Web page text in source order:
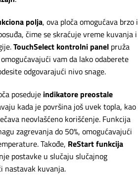
polja, ova ploča omogućava brzo i
čime se skraćuje vreme kuvanja i
TouchSelect kontrolni panel pruža
vam da lako odaberete
odgovarajući nivo snage.
poseduje indikatore preostale
kada je površina još uvek topla, kao
neovlašćeno korišćenje. Funkcija
zagrevanja do 50%, omogućavajući
Takođe, ReStart funkcija
postavke u slučaju slučajnog
nastavak kuvanja.